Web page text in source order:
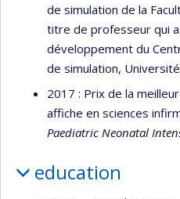
de simulation de la
titre de professeur qui
développement du
de simulation,
2017 : Prix de la
affiche en sciences
Paediatric Neonatal
education